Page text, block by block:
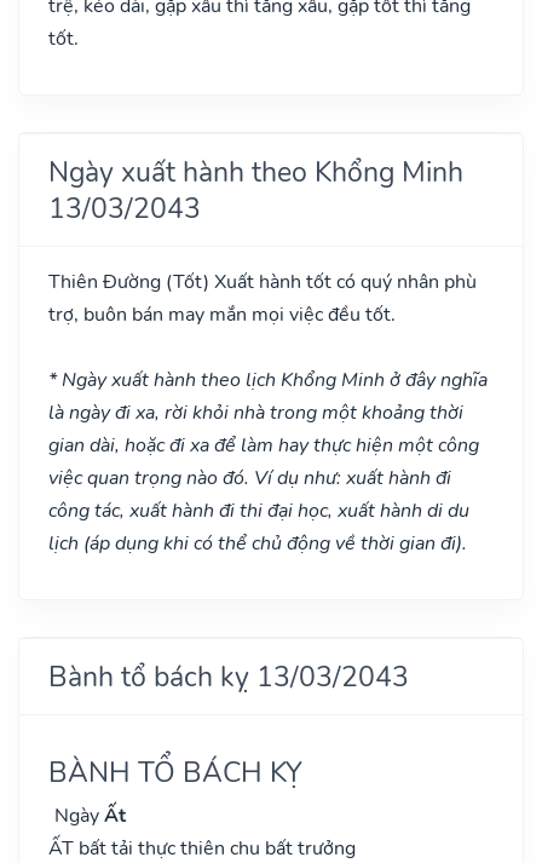
trệ, kéo dài, gặp xấu thì tăng xấu, gặp tốt thì tăng
tốt.
Ngày xuất hành theo Khổng Minh
13/03/2043
Thiên Đường (Tốt) Xuất hành tốt có quý nhân phù
trợ, buôn bán may mắn mọi việc đều tốt.
* Ngày xuất hành theo lịch Khổng Minh ở đây nghĩa
là ngày đi xa, rời khỏi nhà trong một khoảng thời
gian dài, hoặc đi xa để làm hay thực hiện một công
việc quan trọng nào đó. Ví dụ như: xuất hành đi
công tác, xuất hành đi thi đại học, xuất hành di du
lịch (áp dụng khi có thể chủ động về thời gian đi).
Bành tổ bách kỵ 13/03/2043
BÀNH TỔ BÁCH KỴ
NgàyẤt
ẤT bất tải thực thiên chu bất trưởng